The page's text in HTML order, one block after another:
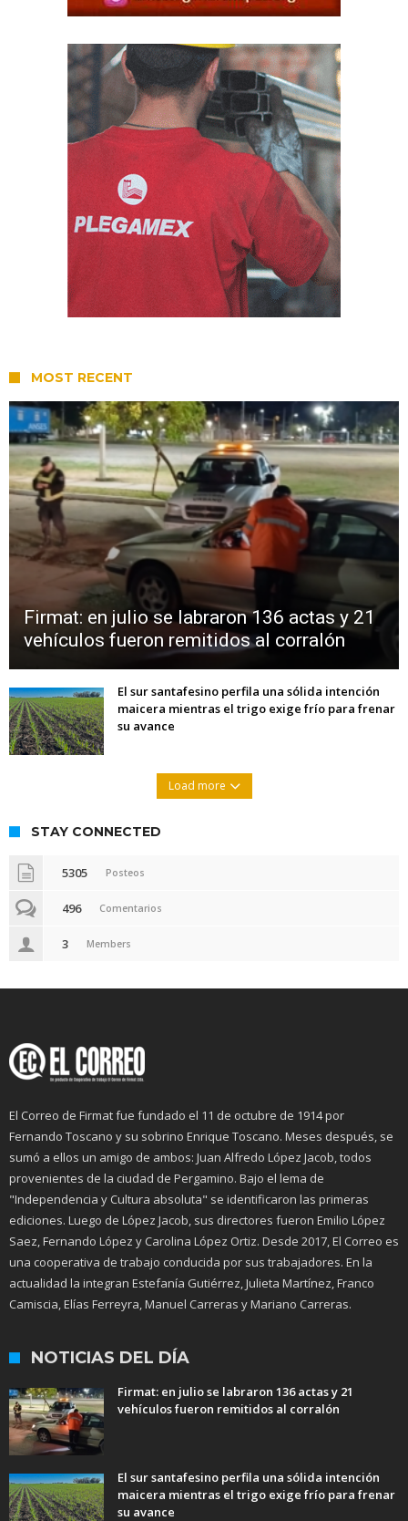
MOST RECENT
Firmat: en julio se labraron 136 actas y 21
vehículos fueron remitidos al corralón
El sur santafesino perfila una sólida intención
maicera mientras el trigo exige frío para frenar
su avance
Load more
STAY CONNECTED
5305 Posteos
496 Comentarios
3 Members
El Correo de Firmat fue fundado el 11 de octubre de 1914 por
Fernando Toscano y su sobrino Enrique Toscano. Meses después, se
sumó a ellos un amigo de ambos: Juan Alfredo López Jacob, todos
provenientes de la ciudad de Pergamino. Bajo el lema de
"Independencia y Cultura absoluta" se identificaron las primeras
ediciones. Luego de López Jacob, sus directores fueron Emilio López
Saez, Fernando López y Carolina López Ortiz. Desde 2017, El Correo es
una cooperativa de trabajo conducida por sus trabajadores. En la
actualidad la integran Estefanía Gutiérrez, Julieta Martínez, Franco
Camiscia, Elías Ferreyra, Manuel Carreras y Mariano Carreras.
NOTICIAS DEL DÍA
Firmat: en julio se labraron 136 actas y 21
vehículos fueron remitidos al corralón
El sur santafesino perfila una sólida intención
maicera mientras el trigo exige frío para frenar
su avance